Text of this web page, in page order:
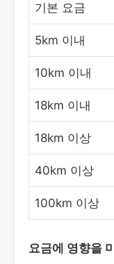
기본 요금
5km 이내
10km 이내
18km 이내
18km 이상
40km 이상
100km 이상
요금에 영향을